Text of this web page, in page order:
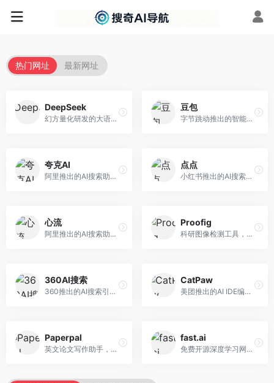
热门网址 最新网址
DeepSeek
幻方量化研发的大语言模型平台，专注于深度推理和代码生成能力。面向开发者、研究人员和技术爱好者，提供强大的逻辑推理和数学计算功能，开源生态完善，API接口友好。
豆包
字节跳动推出的智能对话助手平台，提供文本创作、知识问答、英语学习等多种AI服务。面向普通用户和内容创作者，支持多轮对话和文件解析，免费使用，响应速度快，中文理解能力强。
夸克AI
阿里推出的AI搜索助手，整合搜索与AI功能。面向年轻用户，提供智能搜索、文档处理、学习辅助等服务，与夸克生态深度整合。
点点
小红书推出的AI搜索应用，专注于生活方式内容搜索。面向小红书用户，提供生活攻略、消费决策、内容推荐等服务，生活方式内容丰富。
心流
阿里推出的AI搜索助手，专注于智能信息获取。面向普通用户，提供智能搜索、内容整理、知识问答等服务，与阿里生态深度整合。
Proofig
科研图像检测工具，专注于学术图像完整性验证。面向科研人员，提供图像检测、重复分析、报告生成等服务，学术检测专业。
360AI搜索
360推出的AI搜索引擎，专注于安全智能搜索。面向普通用户，提供智能问答、网页搜索、内容整理等服务，安全防护能力强。
CatPaw
美团推出的AI IDE编程工具，专注于本地开发生态。面向开发者，提供智能代码补全、代码生成、项目管理等服务，本地开发体验好。
Paperpal
英文论文写作助手，专注于学术英语润色。面向需要发表国际期刊的研究者，提供语法检查、学术表达优化、格式规范等服务，英语表达地道专业。
fast.ai
免费开源深度学习网站，专注于实用AI教学。面向开发者，提供免费深度学习课程、实战项目、代码库等资源，学习门槛低。